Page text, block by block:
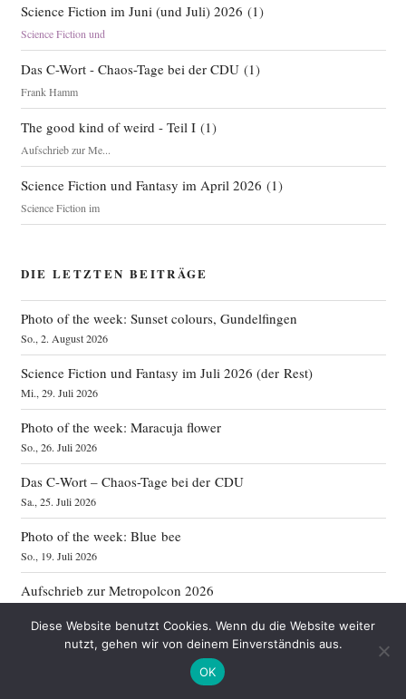
Science Fiction im Juni (und Juli) 2026 (1)
Science Fiction und
Das C-Wort - Chaos-Tage bei der CDU(1)
Frank Hamm
The good kind of weird - Teil I(1)
Aufschrieb zur Me...
Science Fiction und Fantasy im April 2026 (1)
Science Fiction im
DIE LETZTEN BEITRÄGE
Photo of the week: Sunset colours, Gundelfingen
So., 2. August 2026
Science Fiction und Fantasy im Juli 2026 (der Rest)
Mi., 29. Juli 2026
Photo of the week: Maracuja flower
So., 26. Juli 2026
Das C‑Wort – Chaos-Tage bei der CDU
Sa., 25. Juli 2026
Photo of the week: Blue bee
So., 19. Juli 2026
Aufschrieb zur Metropolcon 2026
Photo of the week: Köln Hbf
Diese Website benutzt Cookies. Wenn du die Website weiter
nutzt, gehen wir von deinem Einverständnis aus.
OK